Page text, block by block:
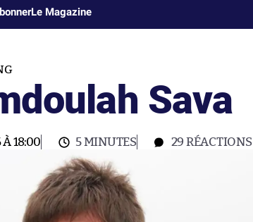
Le Magazine
Sava
18:00 5 MINUTES 29 RÉACTIONS